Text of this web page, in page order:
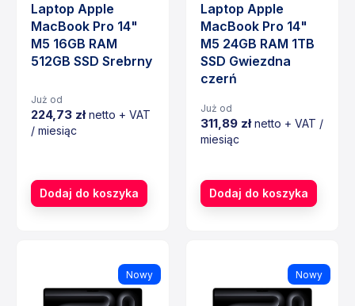
Laptop Apple
MacBook Pro 14"
M5 16GB RAM
512GB SSD Srebrny
Już od
224,73 złnetto + VAT
/ miesiąc
Dodaj do koszyka
Laptop Apple
MacBook Pro 14"
M5 24GB RAM 1TB
SSD Gwiezdna
czerń
Już od
311,89 złnetto + VAT /
miesiąc
Dodaj do koszyka
Nowy Nowy